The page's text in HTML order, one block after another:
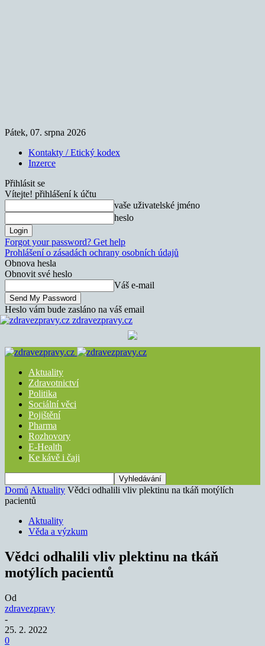
Pátek, 07. srpna 2026
Kontakty / Etický kodex
Inzerce
Přihlásit se
Vítejte! přihlášení k účtu
vaše uživatelské jméno
heslo
Forgot your password? Get help
Prohlášení o zásadách ochrany osobních údajů
Obnova hesla
Obnovit své heslo
Váš e-mail
Heslo vám bude zasláno na váš email
zdravezpravy.cz
Aktuality
Zdravotnictví
Politika
Sociální věci
Pojištění
Pharma
Rozhovory
E-Health
Ke kávě i čaji
Domů Aktuality Vědci odhalili vliv plektinu na tkáň motýlích
pacientů
Aktuality
Věda a výzkum
Vědci odhalili vliv plektinu na tkáň
motýlích pacientů
Od
zdravezpravy
-
25. 2. 2022
0